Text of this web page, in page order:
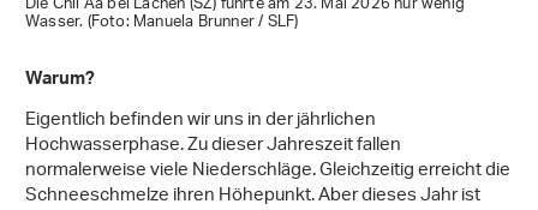
Wasser. (Foto: Manuela Brunner / SLF)
Warum?
Eigentlich befinden wir uns in der jährlichen
Hochwasserphase. Zu dieser Jahreszeit fallen
normalerweise viele Niederschläge. Gleichzeitig erreicht die
Schneeschmelze ihren Höhepunkt. Aber dieses Jahr ist